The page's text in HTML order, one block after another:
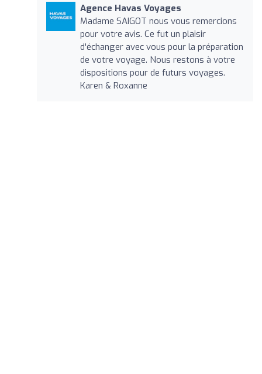
Agence Havas Voyages
Madame SAIGOT nous vous remercions
pour votre avis. Ce fut un plaisir
d'échanger avec vous pour la préparation
de votre voyage. Nous restons à votre
dispositions pour de futurs voyages.
Karen & Roxanne